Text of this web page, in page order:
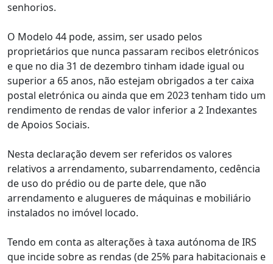
senhorios.
O Modelo 44 pode, assim, ser usado pelos
proprietários que nunca passaram recibos eletrónicos
e que no dia 31 de dezembro tinham idade igual ou
superior a 65 anos, não estejam obrigados a ter caixa
postal eletrónica ou ainda que em 2023 tenham tido um
rendimento de rendas de valor inferior a 2 Indexantes
de Apoios Sociais.
Nesta declaração devem ser referidos os valores
relativos a arrendamento, subarrendamento, cedência
de uso do prédio ou de parte dele, que não
arrendamento e alugueres de máquinas e mobiliário
instalados no imóvel locado.
Tendo em conta as alterações à taxa autónoma de IRS
que incide sobre as rendas (de 25% para habitacionais e